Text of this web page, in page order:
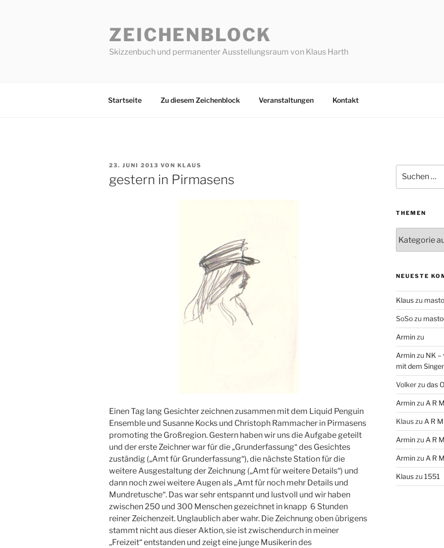
ZEICHENBLOCK
Skizzenbuch und permanenter Ausstellungsraum von Klaus Harth
Startseite Zu diesem Zeichenblock Veranstaltungen Kontakt
VERÖFFENTLICHT
23. JUNI 2013 VON KLAUS
gestern in Pirmasens
Einen Tag lang Gesichter zeichnen zusammen mit dem Liquid Penguin
Ensemble und Susanne Kocks und Christoph Rammacher in Pirmasens
promoting the Großregion. Gestern haben wir uns die Aufgabe geteilt
und der erste Zeichner war für die „Grunderfassung“ des Gesichtes
zuständig („Amt für Grunderfassung“), die nächste Station für die
weitere Ausgestaltung der Zeichnung („Amt für weitere Details“) und
dann noch zwei weitere Augen als „Amt für noch mehr Details und
Mundretusche“. Das war sehr entspannt und lustvoll und wir haben
zwischen 250 und 300 Menschen gezeichnet in knapp 6 Stunden
reiner Zeichenzeit. Unglaublich aber wahr. Die Zeichnung oben übrigens
stammt nicht aus dieser Aktion, sie ist zwischendurch in meiner
„Freizeit“ entstanden und zeigt eine junge Musikerin des
nach:
THEMEN
NEUESTE
Klauszu
SoSozu
Arminzu
Arminzu NK –
mit dem
Volkerzu das
Arminzu A R
Klauszu A R
Arminzu A R
Arminzu A R
Klauszu 1551